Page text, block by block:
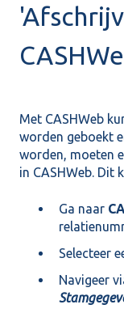
Met CASHWeb
worden geboekt
worden, moeten
in CASHWeb. Dit
Ga naar
Selecteer
Navigeer